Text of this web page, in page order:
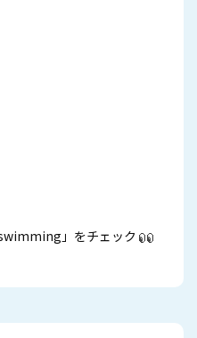
」をチェック